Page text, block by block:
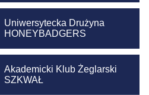
Uniwersytecka Drużyna
HONEYBADGERS
Akademicki Klub Żeglarski
SZKWAŁ